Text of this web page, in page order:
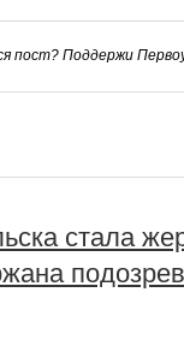
пост? Поддержи
стала